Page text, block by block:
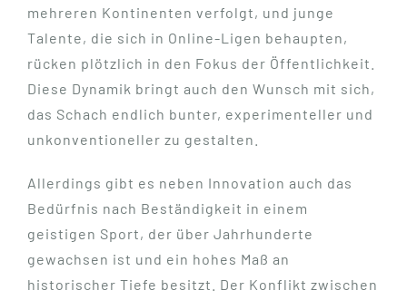
mehreren Kontinenten verfolgt, und junge
Talente, die sich in Online-Ligen behaupten,
rücken plötzlich in den Fokus der Öffentlichkeit.
Diese Dynamik bringt auch den Wunsch mit sich,
das Schach endlich bunter, experimenteller und
unkonventioneller zu gestalten.
Allerdings gibt es neben Innovation auch das
Bedürfnis nach Beständigkeit in einem
geistigen Sport, der über Jahrhunderte
gewachsen ist und ein hohes Maß an
historischer Tiefe besitzt. Der Konflikt zwischen